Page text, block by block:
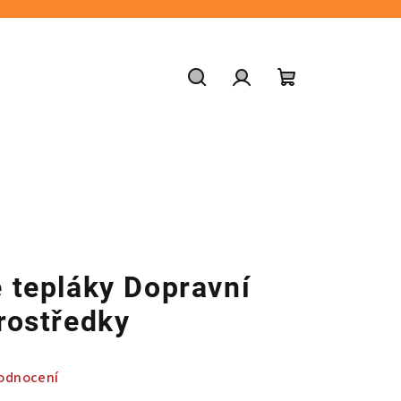
tepláky Dopravní